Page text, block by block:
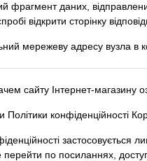
даних,
відкрити сторінку
мережеву адресу вузла в
сайту Інтернет-магазину
Політики конфіденційності
застосовується
перейти по посиланнях,